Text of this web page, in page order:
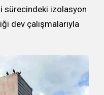
sürecindeki izolasyon
dev çalışmalarıyla